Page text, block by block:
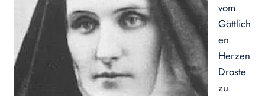
vom
Göttlich
en
Herzen
Droste
zu